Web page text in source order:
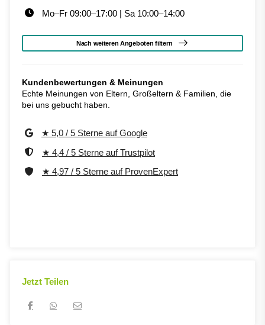
Mo–Fr 09:00–17:00 | Sa 10:00–14:00
Nach weiteren Angeboten filtern
Kundenbewertungen & Meinungen
Echte Meinungen von Eltern, Großeltern & Familien, die
bei uns gebucht haben.
★ 5,0 / 5 Sterne auf Google
★ 4,4 / 5 Sterne auf Trustpilot
★ 4,97 / 5 Sterne auf ProvenExpert
Jetzt Teilen